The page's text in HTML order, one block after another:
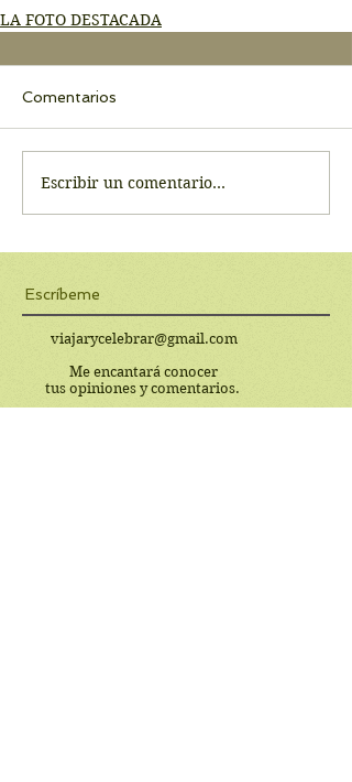
LA FOTO DESTACADA
Comentarios
Escribir un comentario...
Escríbeme
viajarycelebrar@gmail.com
Me encantará conocer
tus opiniones y comentarios.